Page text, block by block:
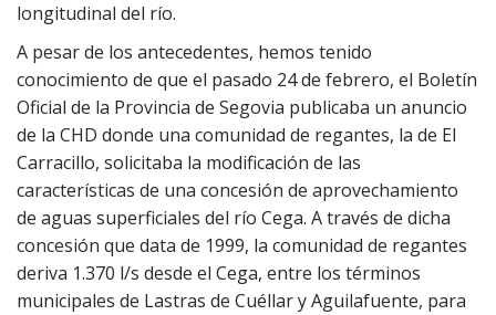
longitudinal del río.
A pesar de los antecedentes, hemos tenido
conocimiento de que el pasado 24 de febrero, el Boletín
Oficial de la Provincia de Segovia publicaba un anuncio
de la CHD donde una comunidad de regantes, la de El
Carracillo, solicitaba la modificación de las
características de una concesión de aprovechamiento
de aguas superficiales del río Cega. A través de dicha
concesión que data de 1999, la comunidad de regantes
deriva 1.370 l/s desde el Cega, entre los términos
municipales de Lastras de Cuéllar y Aguilafuente, para